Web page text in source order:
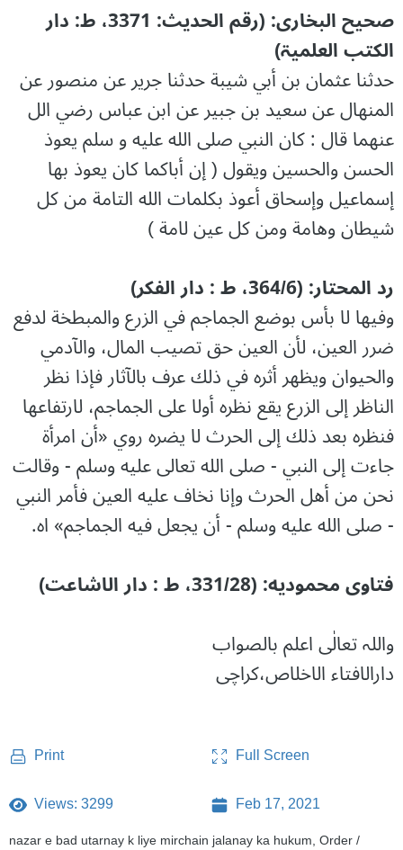
صحیح البخاری: (رقم الحديث: 3371، ط: دار
الکتب العلمیۃ)
حدثنا عثمان بن أبي شيبة حدثنا جرير عن منصور عن
المنهال عن سعيد بن جبير عن ابن عباس رضي الل
عنهما قال : كان النبي صلى الله عليه و سلم يعوذ
الحسن والحسين ويقول ( إن أباكما كان يعوذ بها
إسماعيل وإسحاق أعوذ بكلمات الله التامة من كل
شيطان وهامة ومن كل عين لامة )
رد المحتار: (364/6، ط : دار الفکر)
وفيها لا بأس بوضع الجماجم في الزرع والمبطخة لدفع
ضرر العين، لأن العين حق تصيب المال، والآدمي
والحيوان ويظهر أثره في ذلك عرف بالآثار فإذا نظر
الناظر إلى الزرع يقع نظره أولا على الجماجم، لارتفاعها
فنظره بعد ذلك إلى الحرث لا يضره روي «أن امرأة
جاءت إلى النبي - صلى الله تعالى عليه وسلم - وقالت
نحن من أهل الحرث وإنا نخاف عليه العين فأمر النبي
- صلى الله عليه وسلم - أن يجعل فيه الجماجم» اه.
فتاوی محمودیه: (331/28، ط : دار الاشاعت)
واللہ تعالٰی اعلم بالصواب
دارالافتاء الاخلاص،کراچی
Print Full Screen
Views: 3299 Feb 17, 2021
nazar e bad utarnay k liye mirchain jalanay ka hukum, Order /